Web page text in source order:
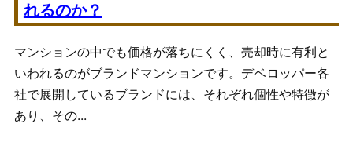
れるのか？
マンションの中でも価格が落ちにくく、売却時に有利と
いわれるのがブランドマンションです。デベロッパー各
社で展開しているブランドには、それぞれ個性や特徴が
あり、その...